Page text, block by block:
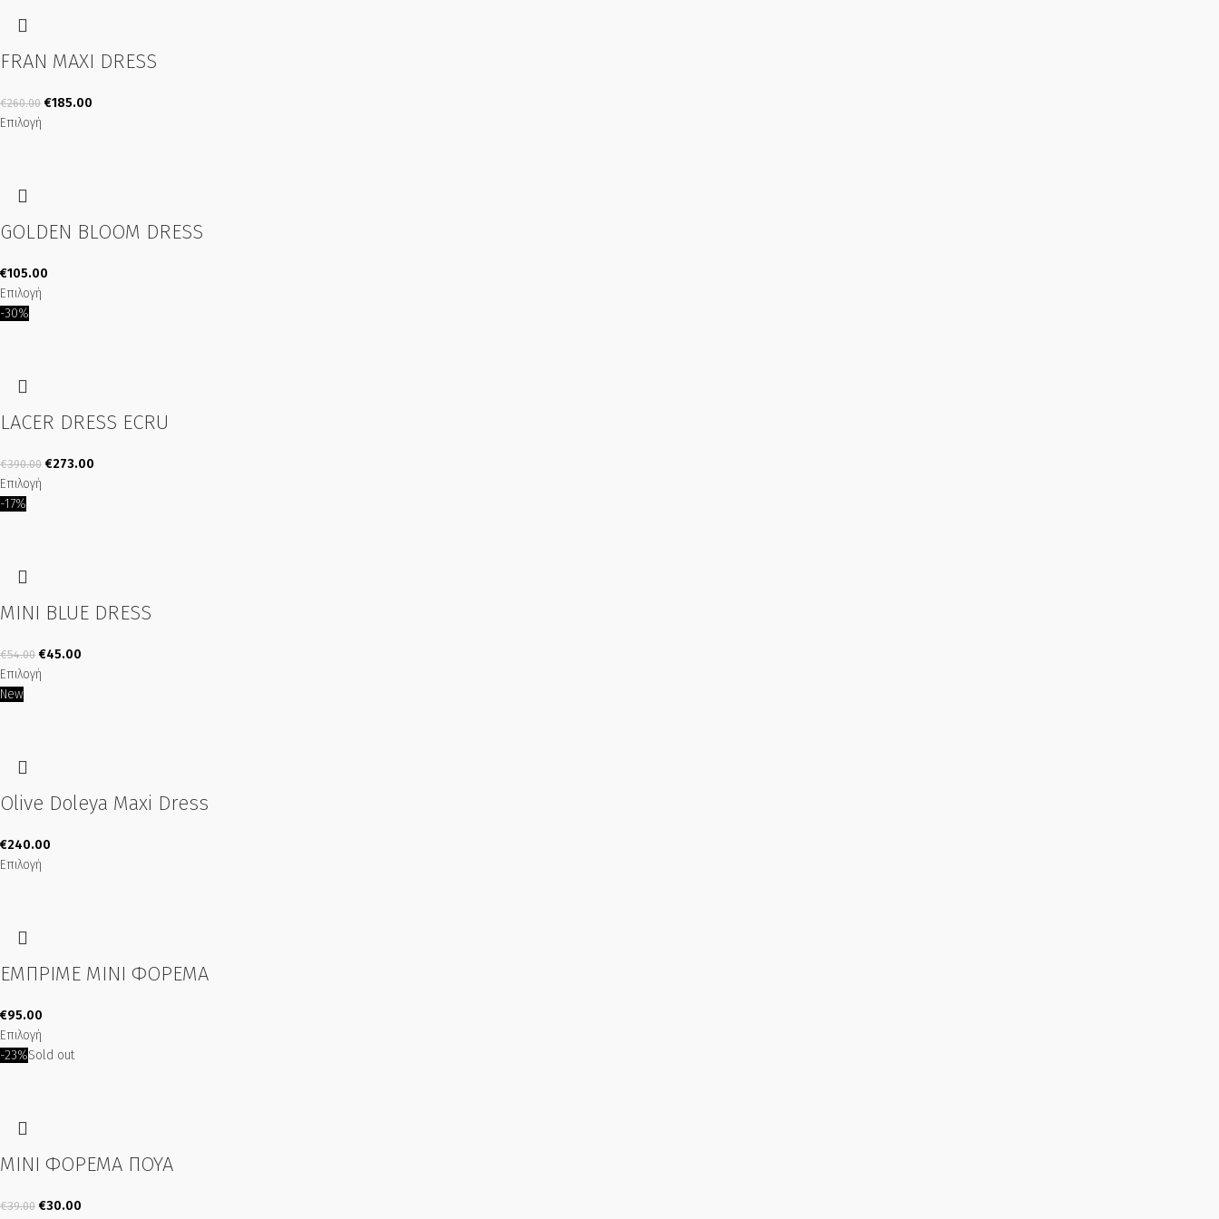
FRAN MAXI DRESS
€260.00 €185.00
Επιλογή
GOLDEN BLOOM DRESS
€105.00
Επιλογή
-30%
LACER DRESS ECRU
€390.00 €273.00
Επιλογή
-17%
MINI BLUE DRESS
€54.00 €45.00
Επιλογή
New
Olive Doleya Maxi Dress
€240.00
Επιλογή
ΕΜΠΡΙΜΕ ΜΙΝΙ ΦΟΡΕΜΑ
€95.00
Επιλογή
-23%Sold out
ΜΙΝΙ ΦΟΡΕΜΑ ΠΟΥΑ
€39.00 €30.00